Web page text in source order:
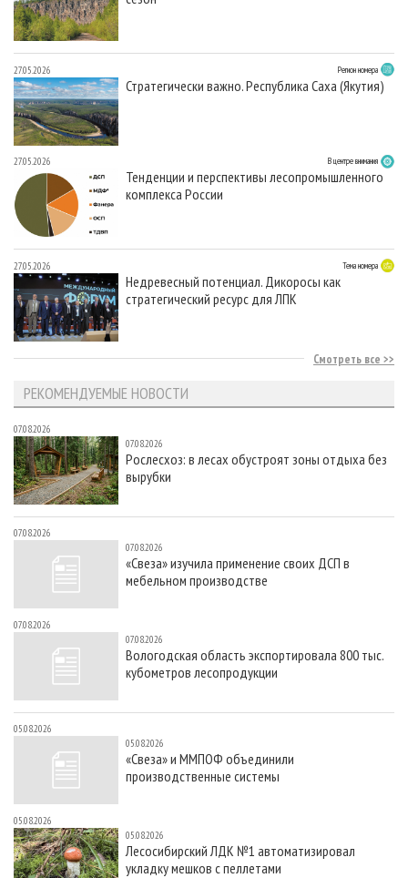
27.05.2026 Регион номера
Стратегически важно. Республика Саха (Якутия)
27.05.2026 В центре внимания
Тенденции и перспективы лесопромышленного
комплекса России
27.05.2026 Тема номера
Недревесный потенциал. Дикоросы как
стратегический ресурс для ЛПК
Смотреть все
РЕКОМЕНДУЕМЫЕ НОВОСТИ
07.08.2026
07.08.2026
Рослесхоз: в лесах обустроят зоны отдыха без
вырубки
07.08.2026
07.08.2026
«Свеза» изучила применение своих ДСП в
мебельном производстве
07.08.2026
07.08.2026
Вологодская область экспортировала 800 тыс.
кубометров лесопродукции
05.08.2026
05.08.2026
«Свеза» и ММПОФ объединили
производственные системы
05.08.2026
05.08.2026
Лесосибирский ЛДК №1 автоматизировал
укладку мешков с пеллетами